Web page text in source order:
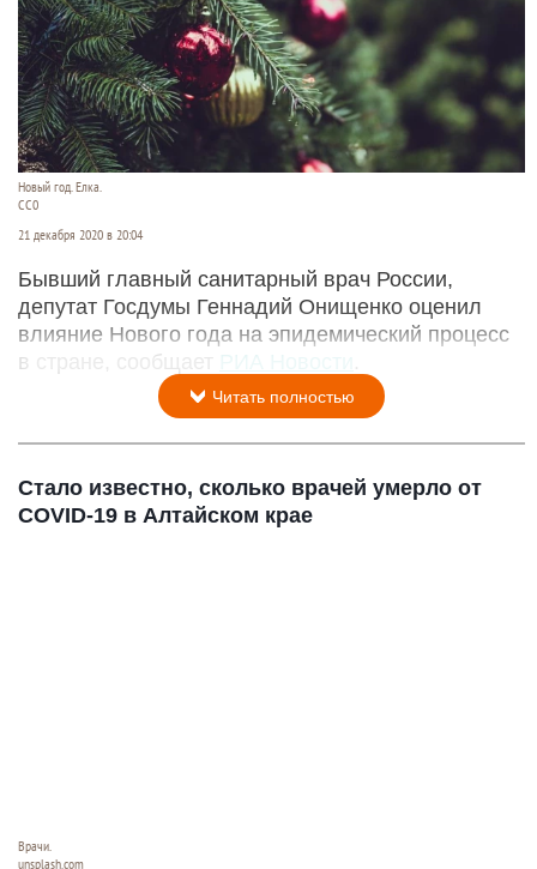
Новый год. Елка.
СС0
21 декабря 2020 в 20:04
Бывший главный санитарный врач России,
депутат Госдумы Геннадий Онищенко оценил
влияние Нового года на эпидемический процесс
в стране, сообщает РИА Новости
Читать полностью
Стало известно, сколько врачей умерло от
COVID-19 в Алтайском крае
Врачи.
unsplash.com